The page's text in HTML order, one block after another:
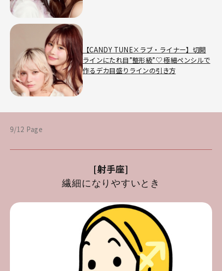
【CANDY TUNE×ラブ・ライナー】切開
ラインにたれ目”整形級”♡ 極細ペンシルで
作るデカ目盛りラインの引き方
9/12 Page
[射手座]
繊細になりやすいとき